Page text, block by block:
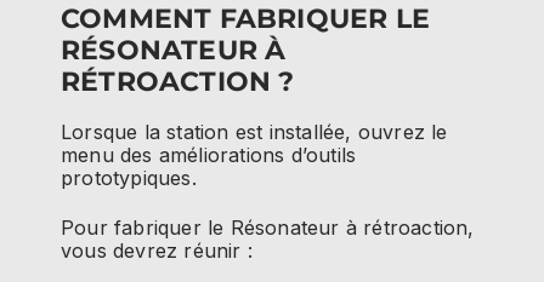
COMMENT FABRIQUER LE
RÉSONATEUR À
RÉTROACTION ?
Lorsque la station est installée, ouvrez le
menu des améliorations d’outils
prototypiques.
Pour fabriquer le Résonateur à rétroaction,
vous devrez réunir :